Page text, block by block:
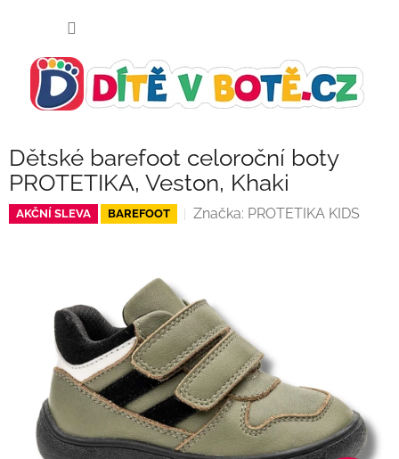
Dětské barefoot celoroční boty
PROTETIKA, Veston, Khaki
AKČNÍ SLEVA BAREFOOT Značka: PROTETIKA KIDS